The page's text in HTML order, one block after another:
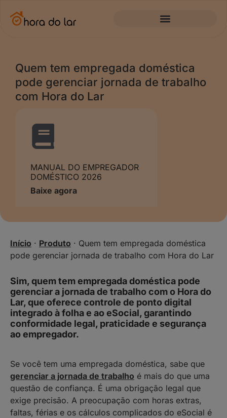
Quem tem empregada doméstica
pode gerenciar jornada de trabalho
com Hora do Lar
MANUAL DO EMPREGADOR
DOMÉSTICO 2026
Baixe agora
Início · Produto · Quem tem empregada doméstica
pode gerenciar jornada de trabalho com Hora do Lar
Sim, quem tem empregada doméstica pode
gerenciar a jornada de trabalho com o Hora do
Lar, que oferece controle de ponto digital
integrado à folha e ao eSocial, garantindo
conformidade legal, praticidade e segurança
ao empregador.
Se você tem uma empregada doméstica, sabe que
gerenciar a jornada de trabalho é mais do que uma
questão de confiança. É uma obrigação legal que
exige precisão. A preocupação com horas extras,
faltas, férias e os cálculos complicados do eSocial é